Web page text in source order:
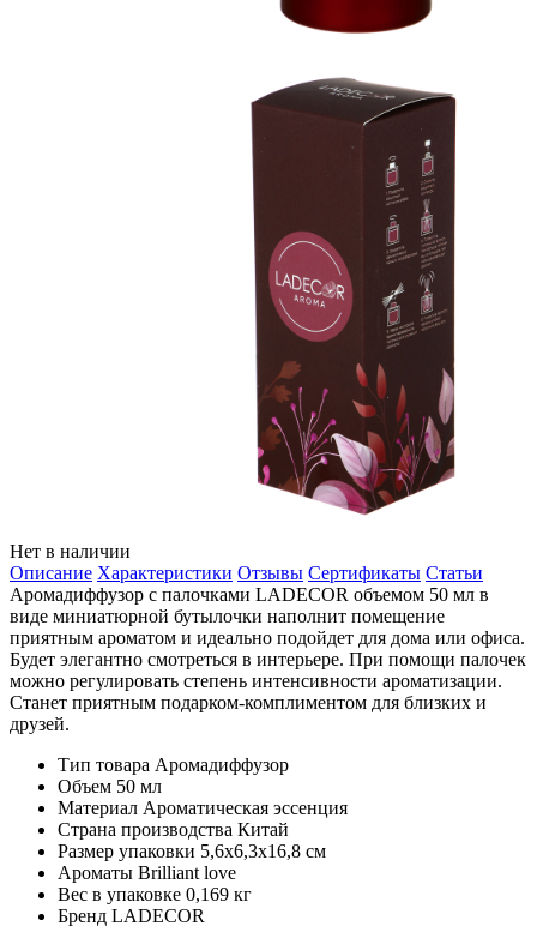
Нет в наличии
Описание Характеристики Отзывы Сертификаты Статьи
Аромадиффузор с палочками LADECOR объемом 50 мл в
виде миниатюрной бутылочки наполнит помещение
приятным ароматом и идеально подойдет для дома или офиса.
Будет элегантно смотреться в интерьере. При помощи палочек
можно регулировать степень интенсивности ароматизации.
Станет приятным подарком-комплиментом для близких и
друзей.
Тип товара Аромадиффузор
Объем 50 мл
Материал Ароматическая эссенция
Страна производства Китай
Размер упаковки 5,6х6,3х16,8 см
Ароматы Brilliant love
Вес в упаковке 0,169 кг
Бренд LADECOR